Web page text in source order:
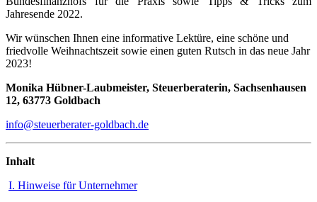
Jahresende 2022.
Wir wünschen Ihnen eine informative Lektüre, eine schöne und
friedvolle Weihnachtszeit sowie einen guten Rutsch in das neue Jahr
2023!
Monika Hübner-Laubmeister, Steuerberaterin, Sachsenhausen
12, 63773 Goldbach
info@steuerberater-goldbach.de
Inhalt
I. Hinweise für Unternehmer